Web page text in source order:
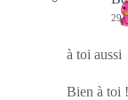
29/
à toi aussi
Bien à toi !